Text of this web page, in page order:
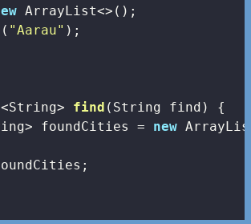
ArrayList<>();
"Aarau" );
find (String find)
{
foundCities =
new